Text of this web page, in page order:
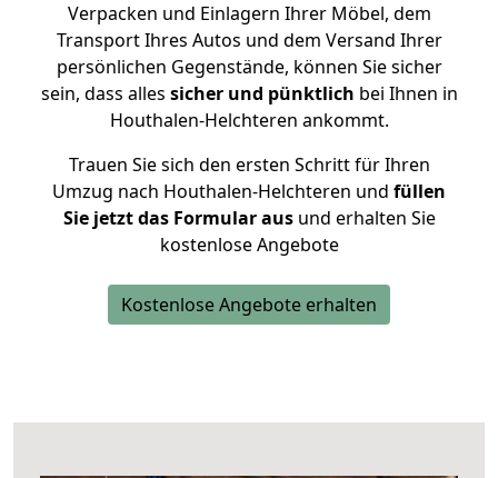
Verpacken und Einlagern Ihrer Möbel, dem
Transport Ihres Autos und dem Versand Ihrer
persönlichen Gegenstände, können Sie sicher
sein, dass alles sicher und pünktlich bei Ihnen in
Houthalen-Helchteren ankommt.
Trauen Sie sich den ersten Schritt für Ihren
Umzug nach Houthalen-Helchteren und füllen
Sie jetzt das Formular ausund erhalten Sie
kostenlose Angebote
Kostenlose Angebote erhalten